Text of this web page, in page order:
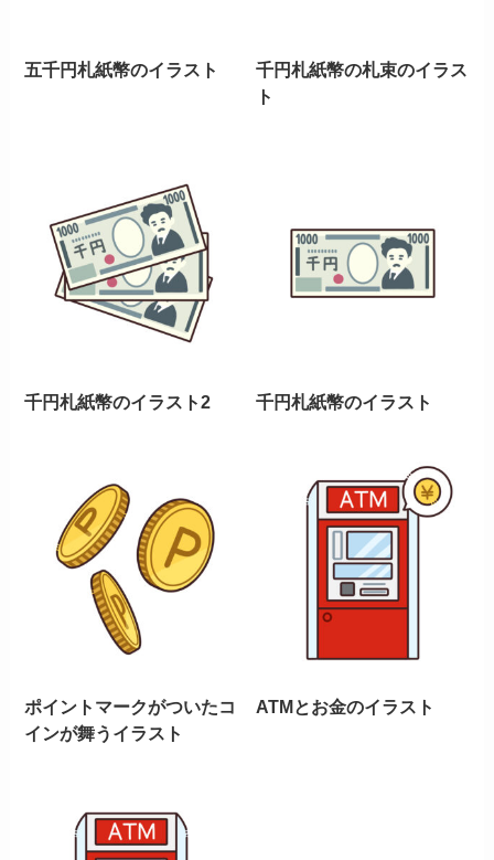
五千円札紙幣のイラスト
千円札紙幣の札束のイラス
ト
千円札紙幣のイラスト2 千円札紙幣のイラスト
ポイントマークがついたコ
インが舞うイラスト
ATMとお金のイラスト